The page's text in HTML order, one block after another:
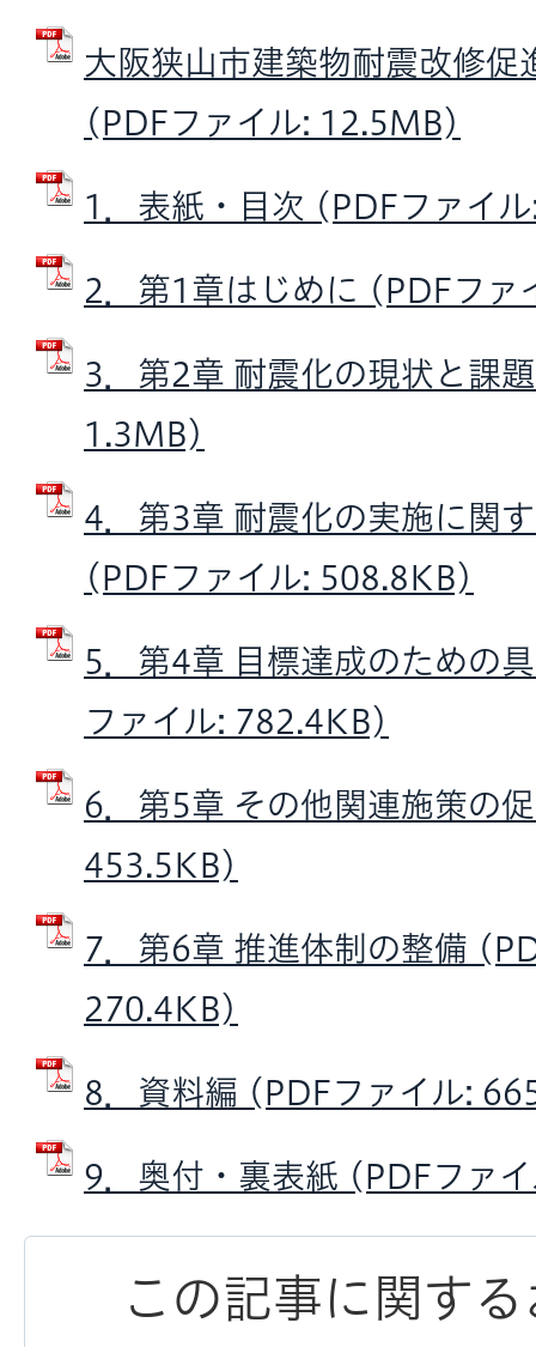
大阪狭山市建築物耐震改修促
(PDFファイル: 12.5MB)
1．表紙・目次 (PDFファイ
2．第1章はじめに (PDFファ
3．第2章 耐震化の現状と課
1.3MB)
4．第3章 耐震化の実施に関
(PDFファイル: 508.8KB)
5．第4章 目標達成のための
ファイル: 782.4KB)
6．第5章 その他関連施策の
453.5KB)
7．第6章 推進体制の整備
270.4KB)
8．資料編 (PDFファイル:
9．奥付・裏表紙 (PDFファ
この記事に関す